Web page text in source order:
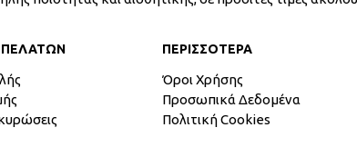
ΠΕΛΑΤΩΝ ΠΕΡΙΣΣΟΤΕΡΑ
Όροι Χρήσης
Προσωπικά Δεδομένα
Πολιτική Cookies